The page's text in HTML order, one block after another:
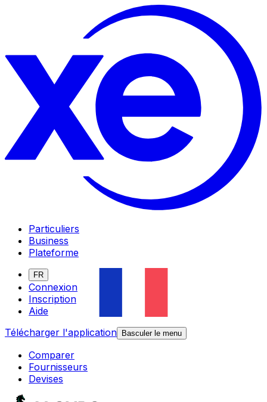
Particuliers
Business
Plateforme
FR
Connexion
Inscription
Aide
Télécharger l'application
Basculer le menu
Comparer
Fournisseurs
Devises